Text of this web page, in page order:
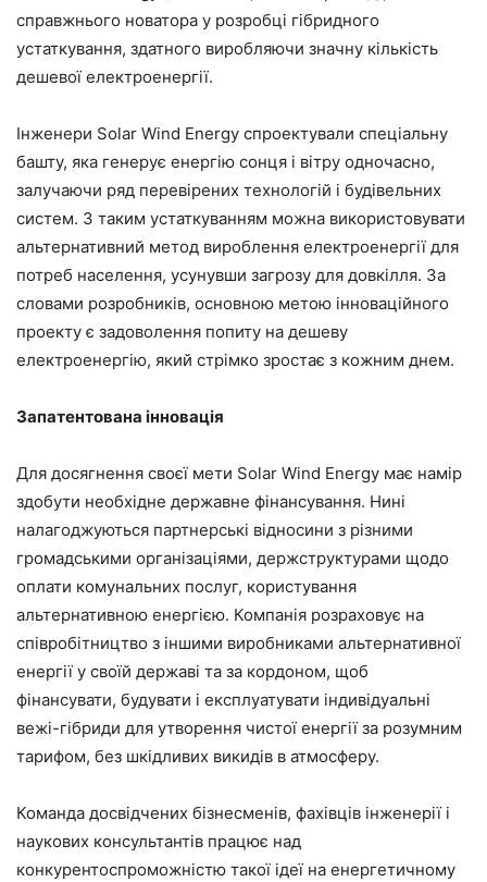
справжнього новатора у розробці гібридного
устаткування, здатного виробляючи значну кількість
дешевої електроенергії.
Інженери Solar Wind Energy спроектували спеціальну
башту, яка генерує енергію сонця і вітру одночасно,
залучаючи ряд перевірених технологій і будівельних
систем. З таким устаткуванням можна використовувати
альтернативний метод вироблення електроенергії для
потреб населення, усунувши загрозу для довкілля. За
словами розробників, основною метою інноваційного
проекту є задоволення попиту на дешеву
електроенергію, який стрімко зростає з кожним днем.
Запатентована інновація
Для досягнення своєї мети Solar Wind Energy має намір
здобути необхідне державне фінансування. Нині
налагоджуються партнерські відносини з різними
громадськими організаціями, держструктурами щодо
оплати комунальних послуг, користування
альтернативною енергією. Компанія розраховує на
співробітництво з іншими виробниками альтернативної
енергії у своїй державі та за кордоном, щоб
фінансувати, будувати і експлуатувати індивідуальні
вежі-гібриди для утворення чистої енергії за розумним
тарифом, без шкідливих викидів в атмосферу.
Команда досвідчених бізнесменів, фахівців інженерії і
наукових консультантів працює над
конкурентоспроможністю такої ідеї на енергетичному